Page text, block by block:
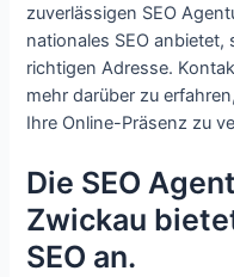
zuverlässigen SEO
nationales SEO anbietet,
richtigen Adresse.
mehr darüber zu
Ihre Online-Präsenz zu
Die SEO
Zwickau
SEO an.